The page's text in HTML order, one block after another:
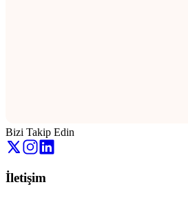
Bizi Takip Edin
İletişim